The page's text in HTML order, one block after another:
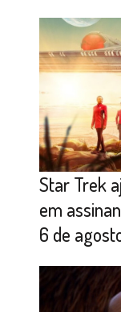
Star Trek
em
6 de